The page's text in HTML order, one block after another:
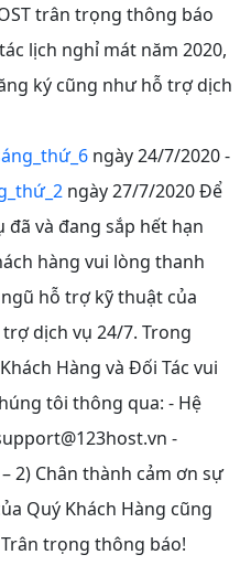
trân trọng thông báo
lịch nghỉ mát năm 2020,
ký cũng như hỗ trợ dịch
ngày 24/7/2020 -
ngày 27/7/2020 Để
và đang sắp hết hạn
hàng vui lòng thanh
hỗ trợ kỹ thuật của
dịch vụ 24/7. Trong
Hàng và Đối Tác vui
tôi thông qua: - Hệ
-
2) Chân thành cảm ơn sự
Quý Khách Hàng cũng
trọng thông báo!